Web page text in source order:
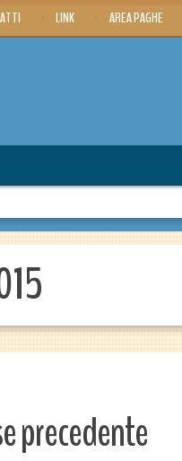
LINK AREA PAGHE
precedente